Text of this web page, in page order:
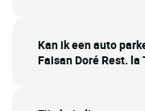
Kan ik een auto
Faisan Doré Rest.